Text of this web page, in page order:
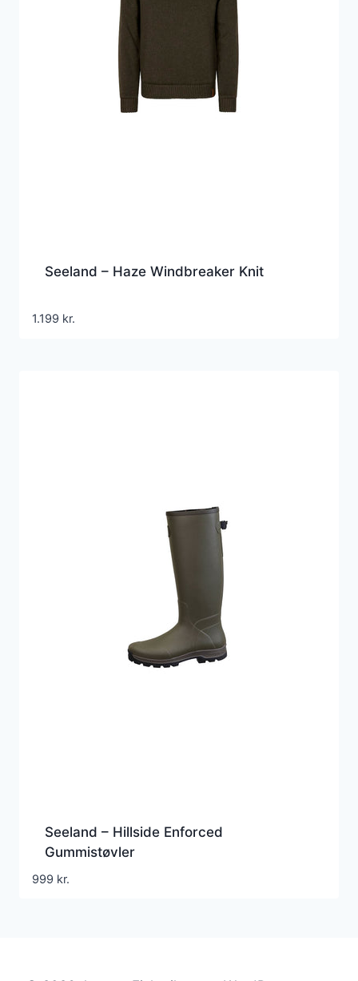
Seeland – Haze Windbreaker Knit
1.199 kr.
Seeland – Hillside Enforced
Gummistøvler
999 kr.